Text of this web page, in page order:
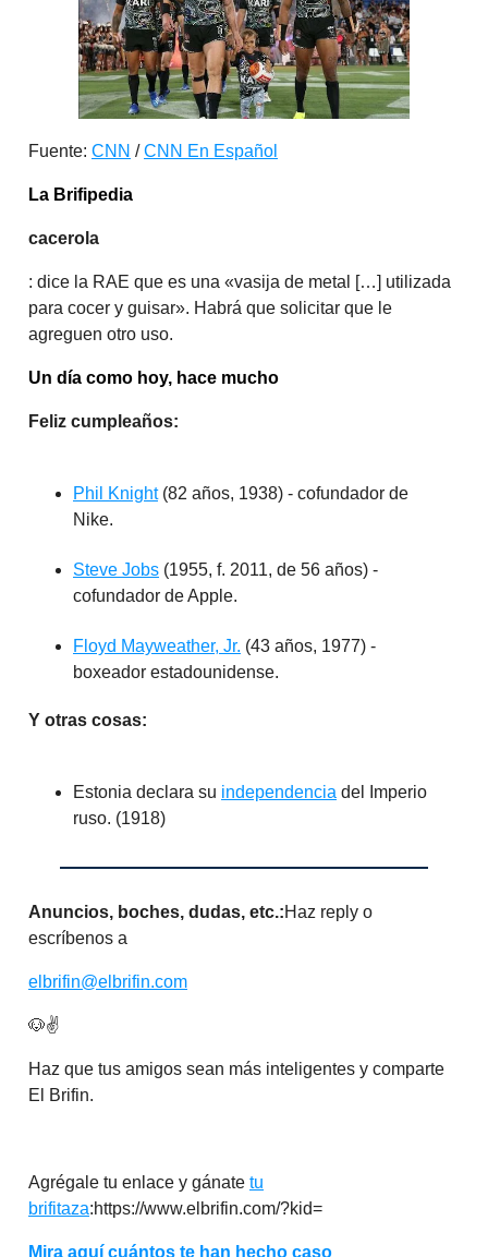
Fuente: CNN /CNN En Español
La Brifipedia
cacerola
: dice la RAE que es una «vasija de metal […] utilizada
para cocer y guisar». Habrá que solicitar que le
agreguen otro uso.
Un día como hoy, hace mucho
Feliz cumpleaños:
Phil Knight(82 años, 1938) - cofundador de
Nike.
Steve Jobs (1955, f. 2011, de 56 años) -
cofundador de Apple.
Floyd Mayweather, Jr. (43 años, 1977) -
boxeador estadounidense.
Y otras cosas:
Estonia declara su independencia del Imperio
ruso. (1918)
Anuncios, boches, dudas, etc.:Haz reply o
escríbenos a
elbrifin@elbrifin.com
🐶✌️
Haz que tus amigos sean más inteligentes y comparte
El Brifin.
Agrégale tu enlace y gánate tu
brifitaza:https://www.elbrifin.com/?kid=
Mira aquí cuántos te han hecho caso